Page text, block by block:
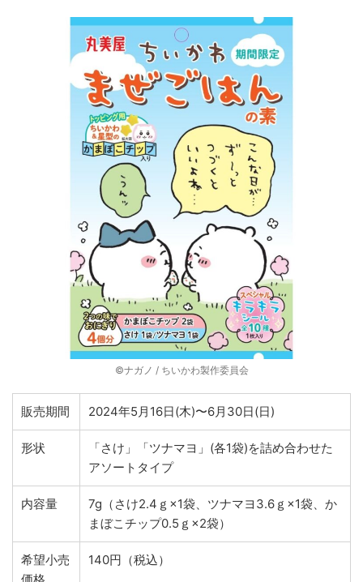
©ナガノ / ちいかわ製作委員会
販売期間 2024年5月16日(木)〜6月30日(日)
形状
「さけ」「ツナマヨ」(各1袋)を詰め合わせた
アソートタイプ
内容量
7g（さけ2.4ｇ×1袋、ツナマヨ3.6ｇ×1袋、か
まぼこチップ0.5ｇ×2袋）
希望小売
140円（税込）